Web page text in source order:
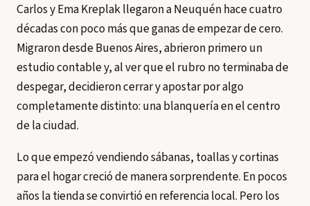
Carlos y Ema Kreplak llegaron a Neuquén hace cuatro
décadas con poco más que ganas de empezar de cero.
Migraron desde Buenos Aires, abrieron primero un
estudio contable y, al ver que el rubro no terminaba de
despegar, decidieron cerrar y apostar por algo
completamente distinto: una blanquería en el centro
de la ciudad.
Lo que empezó vendiendo sábanas, toallas y cortinas
para el hogar creció de manera sorprendente. En pocos
años la tienda se convirtió en referencia local. Pero los